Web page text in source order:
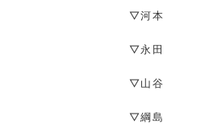
▽河本
▽永田
▽山谷
▽綱島